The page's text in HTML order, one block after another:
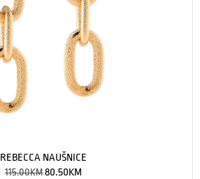
REBECCA NAUŠNICE
115.00KM80.50KM